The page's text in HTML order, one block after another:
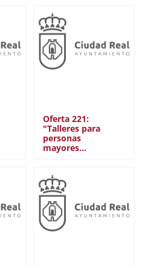
Oferta 221:
"Talleres para
personas
mayores…